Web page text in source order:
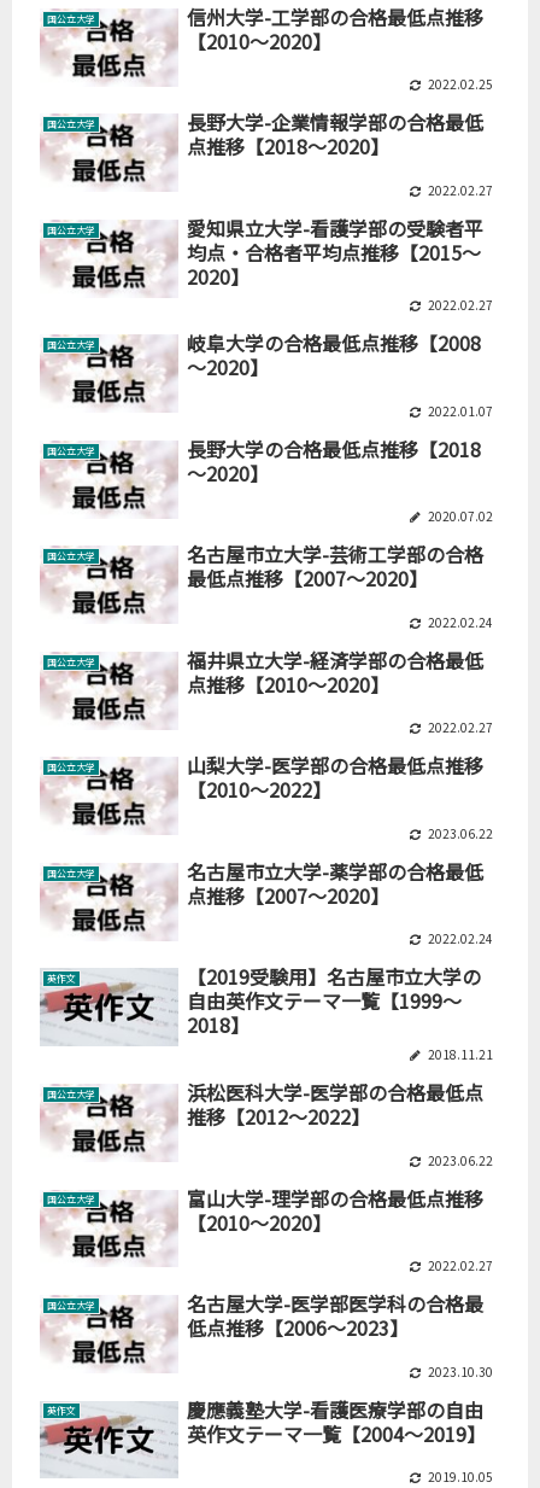
国公立大学
信州大学-工学部の合格最低点推移
【2010～2020】
2022.02.25
国公立大学
長野大学-企業情報学部の合格最低
点推移【2018～2020】
2022.02.27
国公立大学
愛知県立大学-看護学部の受験者平
均点・合格者平均点推移【2015～
2020】
2022.02.27
国公立大学
岐阜大学の合格最低点推移【2008
～2020】
2022.01.07
国公立大学
長野大学の合格最低点推移【2018
～2020】
2020.07.02
国公立大学
名古屋市立大学-芸術工学部の合格
最低点推移【2007～2020】
2022.02.24
国公立大学
福井県立大学-経済学部の合格最低
点推移【2010～2020】
2022.02.27
国公立大学
山梨大学-医学部の合格最低点推移
【2010～2022】
2023.06.22
国公立大学
名古屋市立大学-薬学部の合格最低
点推移【2007～2020】
2022.02.24
英作文
【2019受験用】名古屋市立大学の
自由英作文テーマ一覧【1999～
2018】
2018.11.21
国公立大学
浜松医科大学-医学部の合格最低点
推移【2012～2022】
2023.06.22
国公立大学
富山大学-理学部の合格最低点推移
【2010～2020】
2022.02.27
国公立大学
名古屋大学-医学部医学科の合格最
低点推移【2006～2023】
2023.10.30
英作文
慶應義塾大学-看護医療学部の自由
英作文テーマ一覧【2004～2019】
2019.10.05